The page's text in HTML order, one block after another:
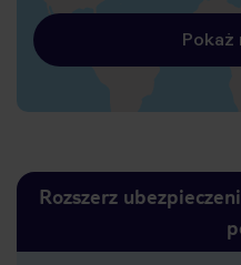
Pokaż
Rozszerz